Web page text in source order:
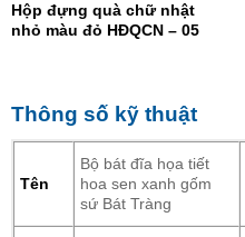
Hộp đựng quà chữ nhật
nhỏ màu đỏ HĐQCN – 05
Thông số kỹ thuật
Tên
Bộ bát đĩa họa tiết
hoa sen xanh gốm
sứ Bát Tràng